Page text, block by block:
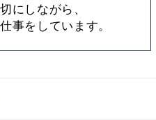
にしながら、
事をしています。